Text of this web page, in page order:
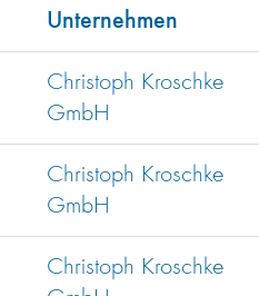
Unternehmen
Christoph Kroschke
GmbH
Christoph Kroschke
GmbH
Christoph Kroschke